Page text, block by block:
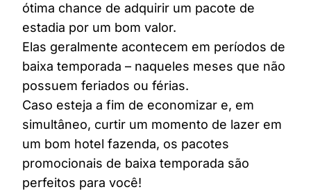
ótima chance de adquirir um pacote de
estadia por um bom valor.
Elas geralmente acontecem em períodos de
baixa temporada – naqueles meses que não
possuem feriados ou férias.
Caso esteja a fim de economizar e, em
simultâneo, curtir um momento de lazer em
um bom hotel fazenda, os pacotes
promocionais de baixa temporada são
perfeitos para você!